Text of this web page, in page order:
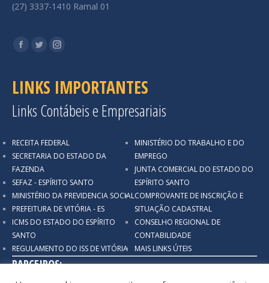
(27) 3337-1410 Ramal 01
Encontre-nos em:
Facebook
TwitterInstagram
LINKS IMPORTANTES
Links Contábeis e Empresariais
RECEITA FEDERAL
SECRETARIA DO ESTADO DA
FAZENDA
SEFAZ - ESPÍRITO SANTO
MINISTÉRIO DA PREVIDENCIA SOCIAL
PREFEITURA DE VITÓRIA - ES
ICMS DO ESTADO DO ESPÍRITO
SANTO
REGULAMENTO DO ISS DE VITÓRIA
MINISTÉRIO DO TRABALHO E DO
EMPREGO
JUNTA COMERCIAL DO ESTADO DO
ESPÍRITO SANTO
COMPROVANTE DE INSCRIÇÃO E
SITUAÇÃO CADASTRAL
CONSELHO REGIONAL DE
CONTABILIDADE
MAIS LINKS ÚTEIS
PARCEIROS: